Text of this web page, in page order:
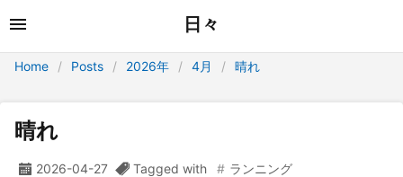
日々
Home Posts 2026年 4月 晴れ
晴れ
2026-04-27 Tagged with ランニング